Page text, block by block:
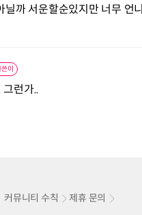
닐까 서운할순있지만 너무 언
이
그런가..
커뮤니티 수칙 제휴 문의